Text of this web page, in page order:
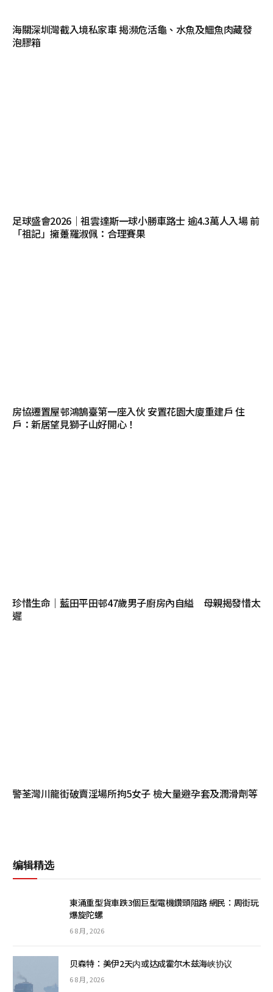
海關深圳灣截入境私家車 揭瀕危活龜、水魚及鱷魚肉藏發
泡膠箱
足球盛會2026｜祖雲達斯一球小勝車路士 逾4.3萬人入場 前
「祖記」擁躉羅淑佩：合理賽果
房協遷置屋邨鴻鵠臺第一座入伙 安置花園大廈重建戶 住
戶：新居望見獅子山好開心！
珍惜生命｜藍田平田邨47歲男子廚房內自縊 母親揭發惜太
遲
警荃灣川龍街破賣淫場所拘5女子 檢大量避孕套及潤滑劑等
编辑精选
東涌重型貨車跌3個巨型電機鑽頭阻路 網民：周街玩
爆旋陀螺
6 8 月, 2026
贝森特：美伊2天内或达成霍尔木兹海峡协议
6 8 月, 2026